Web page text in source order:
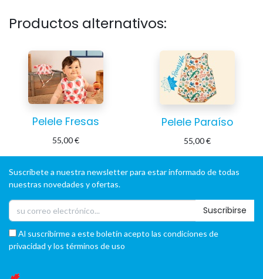
Productos alternativos:
Pelele Fresas
55,00€
Pelele Paraíso
55,00€
Suscríbete a nuestra newsletter para estar informado de todas
nuestras novedades y ofertas.
Suscribirse
Al suscribirme a este boletín acepto las condiciones de
privacidad y los términos de uso